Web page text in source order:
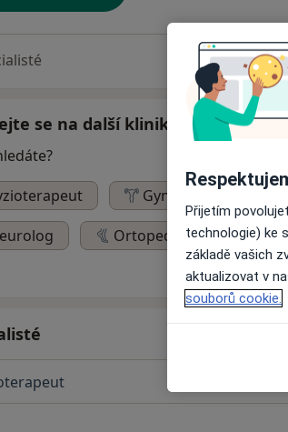
Adresy
se na další kliniky
Gynekolog
Ortoped
Přijetím
technologie) ke
základě vašich
aktualizovat v
souborů cookie.